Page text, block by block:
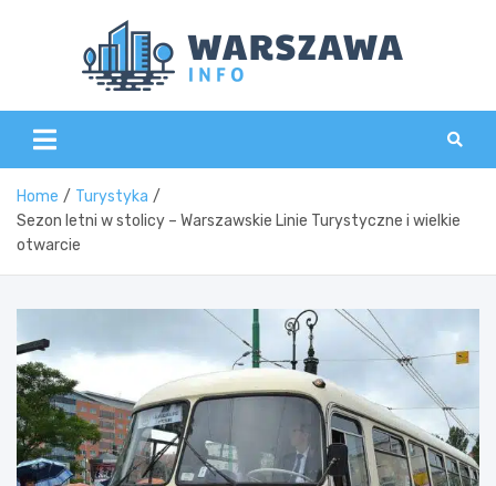
Home
Turystyka
Sezon letni w stolicy – Warszawskie Linie Turystyczne i wielkie
otwarcie